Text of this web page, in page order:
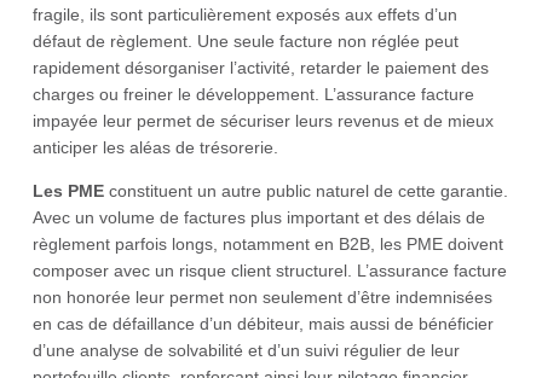
fragile, ils sont particulièrement exposés aux effets d’un
défaut de règlement. Une seule facture non réglée peut
rapidement désorganiser l’activité, retarder le paiement des
charges ou freiner le développement. L’assurance facture
impayée leur permet de sécuriser leurs revenus et de mieux
anticiper les aléas de trésorerie.
Les PME constituent un autre public naturel de cette garantie.
Avec un volume de factures plus important et des délais de
règlement parfois longs, notamment en B2B, les PME doivent
composer avec un risque client structurel. L’assurance facture
non honorée leur permet non seulement d’être indemnisées
en cas de défaillance d’un débiteur, mais aussi de bénéficier
d’une analyse de solvabilité et d’un suivi régulier de leur